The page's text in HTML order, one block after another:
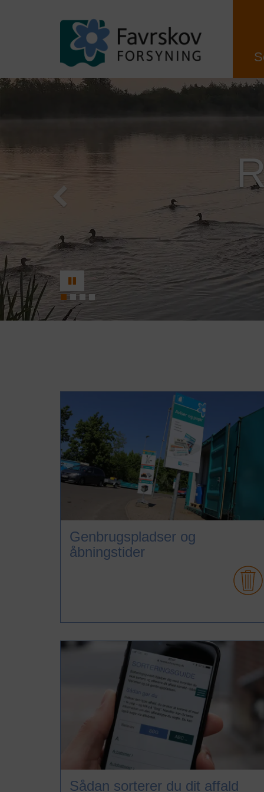
Tidligere
Pause
Start
slider
Genbrugspladser og
åbningstider
Sådan sorterer du dit affald